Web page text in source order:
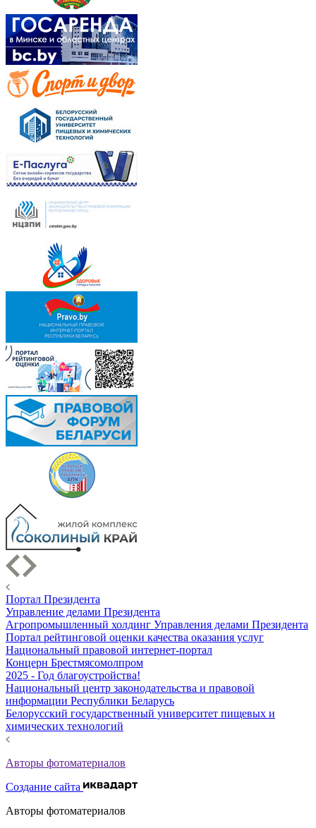
Портал Президента
Управление делами Президента
Агропромышленный холдинг Управления делами Президента
Портал рейтинговой оценки качества оказания услуг
Национальный правовой интернет-портал
Концерн Брестмясомолпром
2025 - Год благоустройства!
Национальный центр законодательства и правовой
информации Республики Беларусь
Белорусский государственный университет пищевых и
химических технологий
Авторы фотоматериалов
Создание сайта
Авторы фотоматериалов